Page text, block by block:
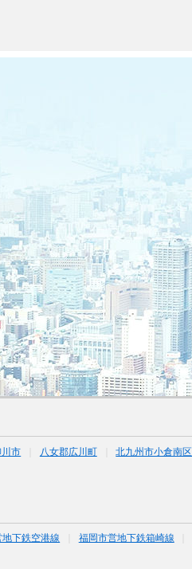
川市 八女郡広川町
北九州市小倉南区
地下鉄空港線
福岡市営地下鉄箱崎線